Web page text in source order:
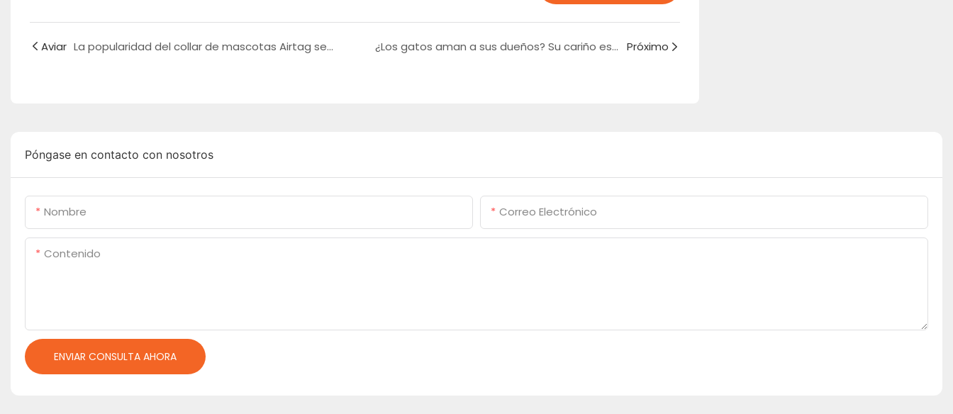
Aviar La popularidad del collar de mascotas Airtag se puede atribuir a una variedad de razones ¿Los gatos aman a sus dueños? Su cariño está en los gestos más pequeños Próximo
Póngase en contacto con nosotros
Nombre Correo Electrónico
Contenido
ENVIAR CONSULTA AHORA